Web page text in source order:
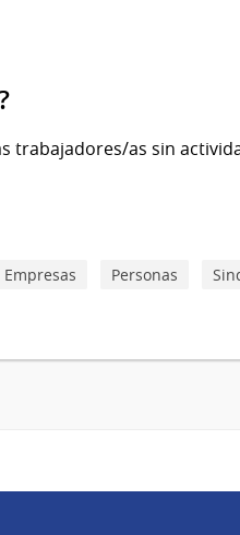
trabajadores/as sin
Empresas Personas